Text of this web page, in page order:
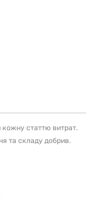
статтю витрат.
та складу добрив.